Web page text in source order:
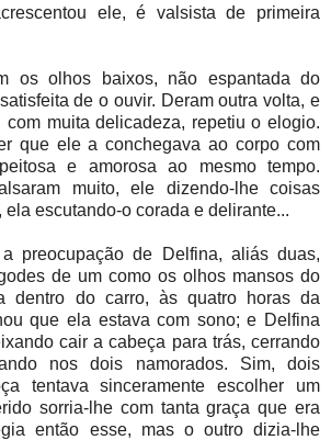
ele, é valsista de primeira
os olhos baixos, não espantada do
de o ouvir. Deram outra volta, e
com muita delicadeza, repetiu o elogio.
que ele a conchegava ao corpo com
e amorosa ao mesmo tempo.
muito, ele dizendo-lhe coisas
escutando-o corada e delirante...
preocupação de Delfina, aliás duas,
de um como os olhos mansos do
dentro do carro, às quatro horas da
que ela estava com sono; e Delfina
cair a cabeça para trás, cerrando
nos dois namorados. Sim, dois
tentava sinceramente escolher um
sorria-lhe com tanta graça que era
então esse, mas o outro dizia-lhe